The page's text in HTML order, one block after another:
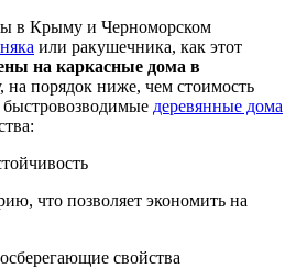
в Крыму и Черноморском
или ракушечника, как этот
на каркасные дома в
порядок ниже, чем стоимость
деревянные дома
что позволяет экономить на
свойства